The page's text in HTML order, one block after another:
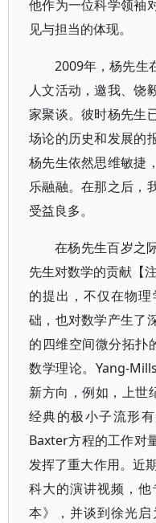
他作为一位科学领袖
见与担当的体现。
2009年，杨先生
人文活动，邀我、饶
家聚谈。彼时杨先生
场论的历史和发展的
杨先生依然思维敏捷
乐融融。在那之后，
受益良多。
在杨先生百岁之
先生对数学的贡献【
的提出，不仅在物
础，也对数学产生了
的四维空间微分拓扑
数学理论。Yang-
新方向，例如，上世
经典的极小子流形
Baxter方程的工作对
发挥了重大作用。近
科大的演讲视频，
本》，并谈到徐光